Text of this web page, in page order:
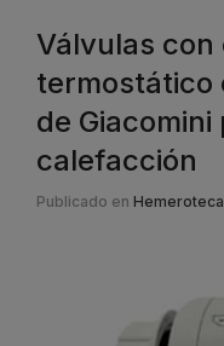
Válvulas con
termostático
de
calefacción
Publicado en